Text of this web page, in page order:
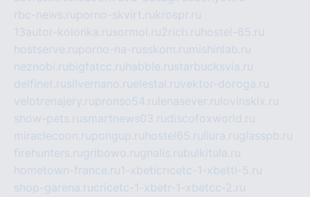
rbc-news.ruporno-skvirt.rukrospr.ru
13autor-kolonka.rusormol.ru2rich.ru hostel-65.ru
hostserve.ruporno-na-russkom.ru mishinlab.ru
neznobi.rubigfatcc.ru habble.rustarbucksvia.ru
delfinet.rusilvernano.ruelestal.ruvektor-doroga.ru
velotrenajery.rupronso54.ru lenasever.ru lovinskix.ru
show-pets.rusmartnews03.rudiscofoxworld.ru
miraclecoon.rupongup.ru hostel65.ru liura.ruglasspb.ru
firehunters.rugribowo.rugnalis.rubulkitula.ru
hometown-france.ru1-xbeticricetc-1-xbetti-5.ru
shop-garena.rucricetc-1-xbetr-1-xbetcc-2.ru